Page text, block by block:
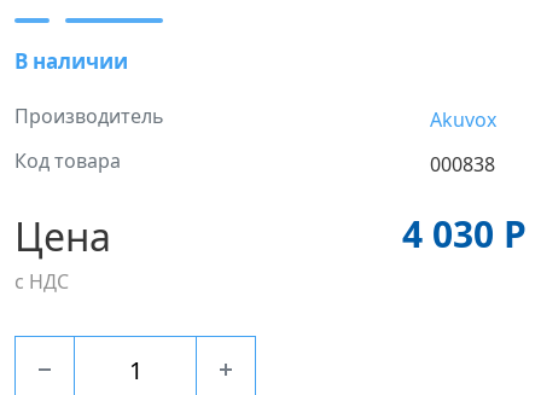
В наличии
Производитель
Akuvox
Код товара
000838
Цена
с НДС
4 030 Р